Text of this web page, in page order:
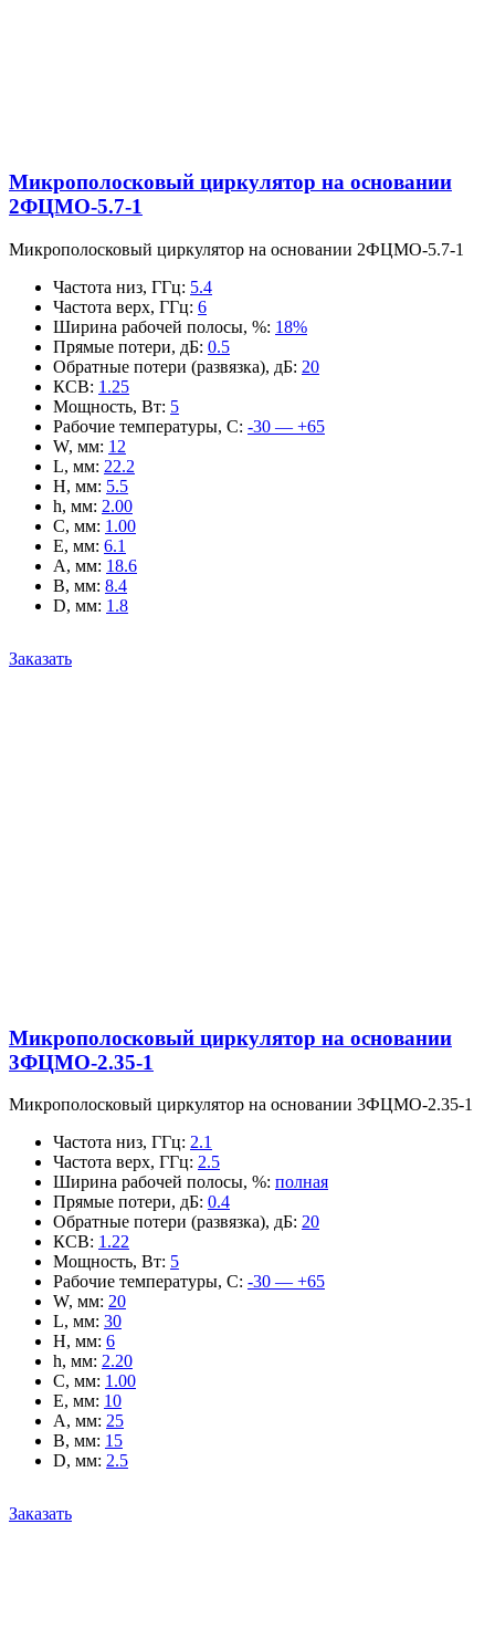
Микрополосковый циркулятор на основании
2ФЦМО-5.7-1
Микрополосковый циркулятор на основании 2ФЦМО-5.7-1
Частота низ, ГГц: 5.4
Частота верх, ГГц: 6
Ширина рабочей полосы, %: 18%
Прямые потери, дБ: 0.5
Обратные потери (развязка), дБ: 20
КСВ: 1.25
Мощность, Вт: 5
Рабочие температуры, С: -30 — +65
W, мм: 12
L, мм: 22.2
H, мм: 5.5
h, мм: 2.00
C, мм: 1.00
E, мм: 6.1
A, мм: 18.6
B, мм: 8.4
D, мм: 1.8
Заказать
Микрополосковый циркулятор на основании
3ФЦМО-2.35-1
Микрополосковый циркулятор на основании 3ФЦМО-2.35-1
Частота низ, ГГц: 2.1
Частота верх, ГГц: 2.5
Ширина рабочей полосы, %: полная
Прямые потери, дБ: 0.4
Обратные потери (развязка), дБ: 20
КСВ: 1.22
Мощность, Вт: 5
Рабочие температуры, С: -30 — +65
W, мм: 20
L, мм: 30
H, мм: 6
h, мм: 2.20
C, мм: 1.00
E, мм: 10
A, мм: 25
B, мм: 15
D, мм: 2.5
Заказать